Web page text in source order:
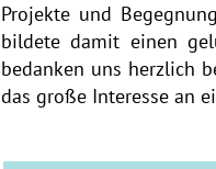
Projekte und
bildete damit einen
bedanken uns herzlich
das große Interesse an